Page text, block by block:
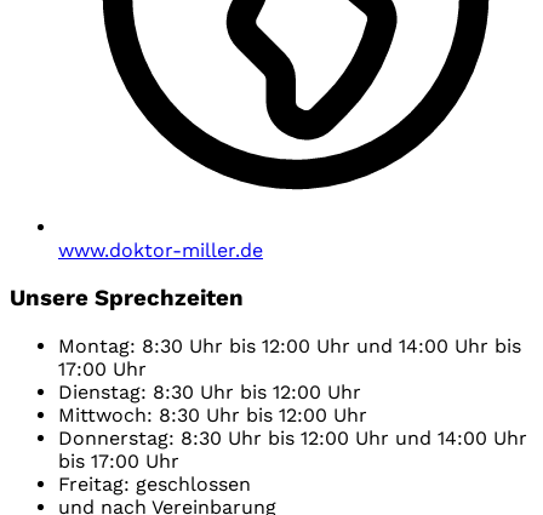
www.doktor-miller.de
Unsere Sprechzeiten
Montag: 8:30 Uhr bis 12:00 Uhr und 14:00 Uhr bis
17:00 Uhr
Dienstag: 8:30 Uhr bis 12:00 Uhr
Mittwoch: 8:30 Uhr bis 12:00 Uhr
Donnerstag: 8:30 Uhr bis 12:00 Uhr und 14:00 Uhr
bis 17:00 Uhr
Freitag: geschlossen
und nach Vereinbarung